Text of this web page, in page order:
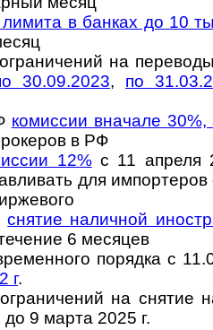
в банках до 10
на
30.09.2023, по
комиссии вначале
в РФ
12%с 11 апреля
для
снятие наличной
6 месяцев
порядка с
г.
ограничений на снятие
9 марта 2025 г.